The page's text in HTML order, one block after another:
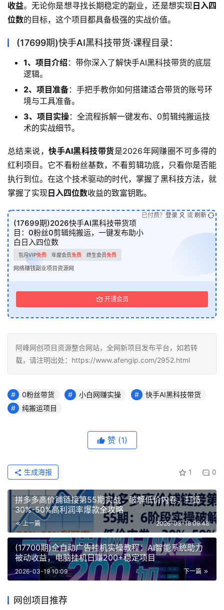
收益。无论你是想寻找长期稳定的副业，还是想实现日入四
位数的目标，这个项目都具备极强的实战价值。
(17699期)快手AI黑科技带货·课程目录：
1、项目介绍 ：带你深入了解快手AI黑科技带货的底层
逻辑。
2、项目准备：手把手教你如何搭建适合带货的账号环
境与工具准备。
3、项目实操：全流程拆解一键发布、0剪辑纯搬运技
术的实战细节。
总结来说，快手AI黑科技带货是2026年网赚圈不可多得的
红利项目。它不看粉丝基数，不看剪辑功底，只看你是否能
执行到位。在这个技术驱动的时代，掌握了黑科技方法，就
掌握了实现 日入四位数收益的致富钥匙。
(17699期)2026快手AI黑科技带货项
目：0粉丝0剪辑纯搬运，一键发布助小
白日入四位数
包月VIP免费 年度会员免费 终生会员免费
网络赚钱副业项目资源网
开通会员
已付费？ 登录 或 刷新
阿峰网创项目资源整合网站，全网新项目发布平台，如若转
载，请注明出处：https://www.afengip.com/2952.html
0粉丝带货 小白网赚实操
快手AI黑科技带货
纯搬运项目
赞 (1)
1 0
生成海报
拼多多高价铺链接第55期实战：破解低价内卷，打造
30%-50%高利润率爆款全攻略
上一篇 2026-03-19 09:48
(17700期)全自动广告挂机实操教程：AI智能系统助力
被动收益，电脑挂机日赚200+稳定项目
下一篇
2026-03-19 10:09
网创项目推荐